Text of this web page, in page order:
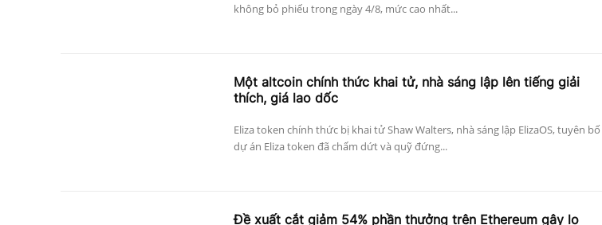
không bỏ phiếu trong ngày 4/8, mức cao nhất...
Một altcoin chính thức khai tử, nhà sáng lập lên tiếng giải
thích, giá lao dốc
Eliza token chính thức bị khai tử Shaw Walters, nhà sáng lập ElizaOS, tuyên bố
dự án Eliza token đã chấm dứt và quỹ đứng...
Đề xuất cắt giảm 54% phần thưởng trên Ethereum gây lo